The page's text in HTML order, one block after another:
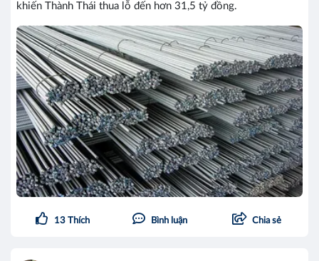
khiến Thành Thái thua lỗ đến hơn 31,5 tỷ đồng.
13 Thích Bình luận Chia sẻ